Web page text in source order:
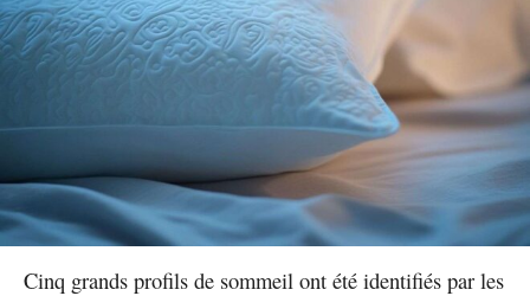
Cinq grands profils de sommeil ont été identifiés par les